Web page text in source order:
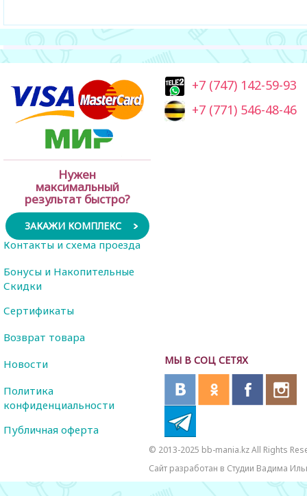
Нужен
максимальный
результат быстро?
ЗАКАЖИ КОМПЛЕКС
+7 (747) 142-59-93
+7 (771) 546-48-46
МЫ В СОЦ СЕТЯХ
Контакты и схема проезда
Бонусы и Накопительные
Скидки
Сертификаты
Возврат товара
Новости
Политика
конфиденциальности
Публичная оферта
© 2013-2025 bb-mania.kz All Rights
Сайт разработан в Студии Вадима